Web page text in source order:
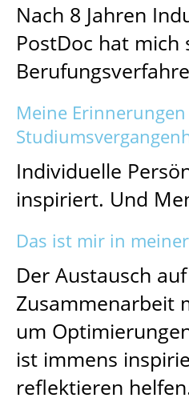
Nach 8 Jahren
PostDoc hat
Meine
Individuelle
inspiriert. Und
Das ist mir in
Der Austausch
Zusammenarbeit
um
ist immens
reflektieren